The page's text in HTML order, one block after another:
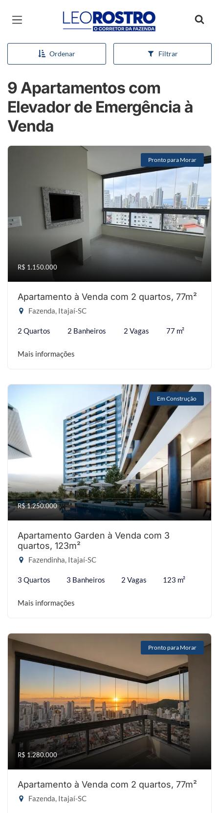
Página inicial
Ordenar Filtrar
9 Apartamentos com
Elevador de Emergência à
Venda
Pronto para Morar
R$ 1.150.000
Apartamento à Venda com 2 quartos, 77m²
Fazenda, Itajaí-SC
2 Quartos 2 Banheiros 2 Vagas 77 m²
Mais informações
Em Construção
R$ 1.250.000
Apartamento Garden à Venda com 3
quartos, 123m²
Fazendinha, Itajaí-SC
3 Quartos 3 Banheiros 2 Vagas 123 m²
Mais informações
Pronto para Morar
R$ 1.280.000
Apartamento à Venda com 2 quartos, 77m²
Fazenda, Itajaí-SC